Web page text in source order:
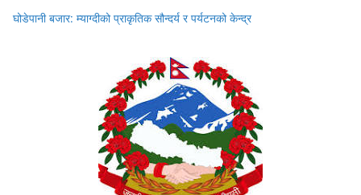
घोडेपानी बजार: म्याग्दीको प्राकृतिक सौन्दर्य र पर्यटनको केन्द्र